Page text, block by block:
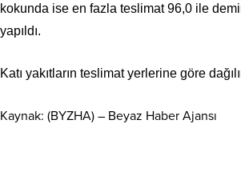
kokunda ise en fazla teslimat 96,0 ile
yapıldı.
Katı yakıtların teslimat yerlerine göre
Kaynak: (BYZHA) – Beyaz Haber Ajansı